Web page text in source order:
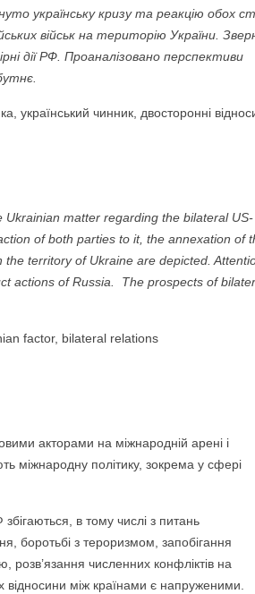
українську кризу та реакцію обох
військ на територію України.
дії РФ. Проаналізовано перспективи
український чинник, двосторонні
Ukrainian matter regarding the bilateral US-
of both parties to it, the annexation of
the territory of Ukraine aredepicted.
actions of Russia. The prospects of
factor, bilateral relations
акторами на міжнародній арені і
міжнародну політику, зокрема у сфері
в тому числі з питань
боротьбі з тероризмом, запобігання
розв’язання численних конфліктів на
відносини між країнами є напруженими.